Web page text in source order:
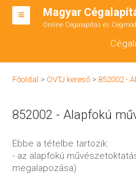
Magyar
Online Cégalapítás és
BT ALAPÍTÁS
CÉGMÓDOSÍTÁS
ÁTALAKULÁS
TEÁOR SZÁMOK '08
Főoldal > ÖVTJ kereső > 852002 -
852002 - Alapfokú
Ebbe a tételbe tartozik:
- az alapfokú
megalapozása)